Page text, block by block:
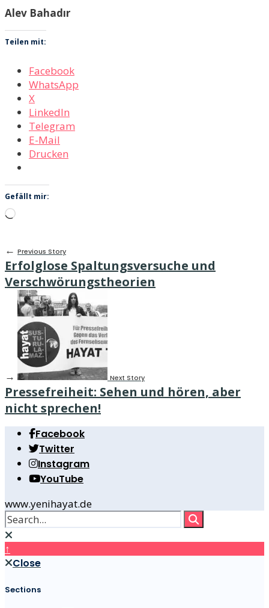
Alev Bahadır
Teilen mit:
Facebook
WhatsApp
X
LinkedIn
Telegram
E-Mail
Drucken
Gefällt mir:
Wird
← Previous Story
Erfolglose Spaltungsversuche und
Verschwörungstheorien
→ Next Story
Pressefreiheit: Sehen und hören, aber
nicht sprechen!
Facebook
Twitter
Instagram
YouTube
www.yenihayat.de
↑
Close
Sections